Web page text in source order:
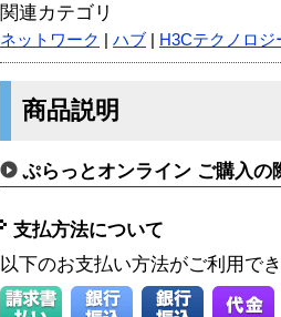
関連カテゴリ
ネットワーク ハブ H3Cテクノロ
商品説明
ぷらっとオンライン ご購入の
支払方法について
以下のお支払い方法がご利用で